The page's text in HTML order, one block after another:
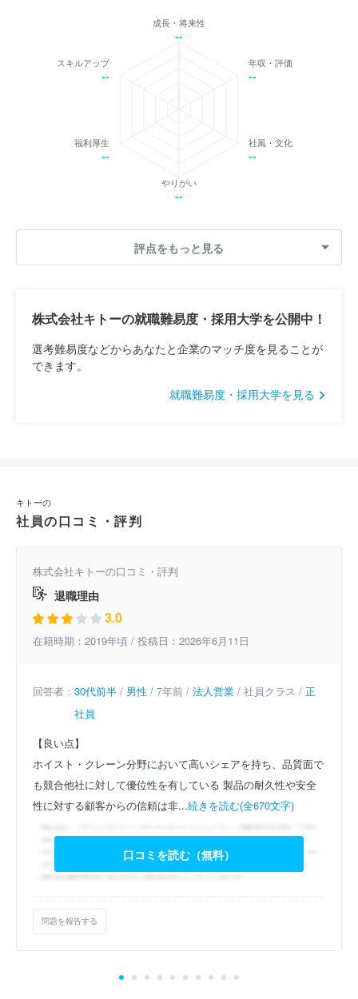
成長・将来性
--
年収・評価
--
社風・文化
--
やりがい
--
福利厚生
--
スキルアップ
--
評点をもっと見る
株式会社キトーの就職難易度・採用大学を公開中！
選考難易度などからあなたと企業のマッチ度を見ることが
できます。
就職難易度・採用大学を見る
キトーの
社員の口コミ・評判
株式会社キトーの口コミ・評判
退職理由
3.0
在籍時期：2019年頃 / 投稿日：2026年6月11日
回答者： 30代前半 / 男性 / 7年前 / 法人営業 / 社員クラス / 正
社員
【良い点】
ホイスト・クレーン分野において高いシェアを持ち、品質面で
も競合他社に対して優位性を有している 製品の耐久性や安全
性に対する顧客からの信頼は非...続きを読む(全670文字)
口コミを読む（無料）
問題を報告する